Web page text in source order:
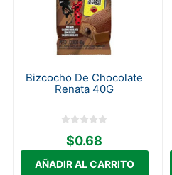
Bizcocho De Chocolate
Renata 40G
$0.68